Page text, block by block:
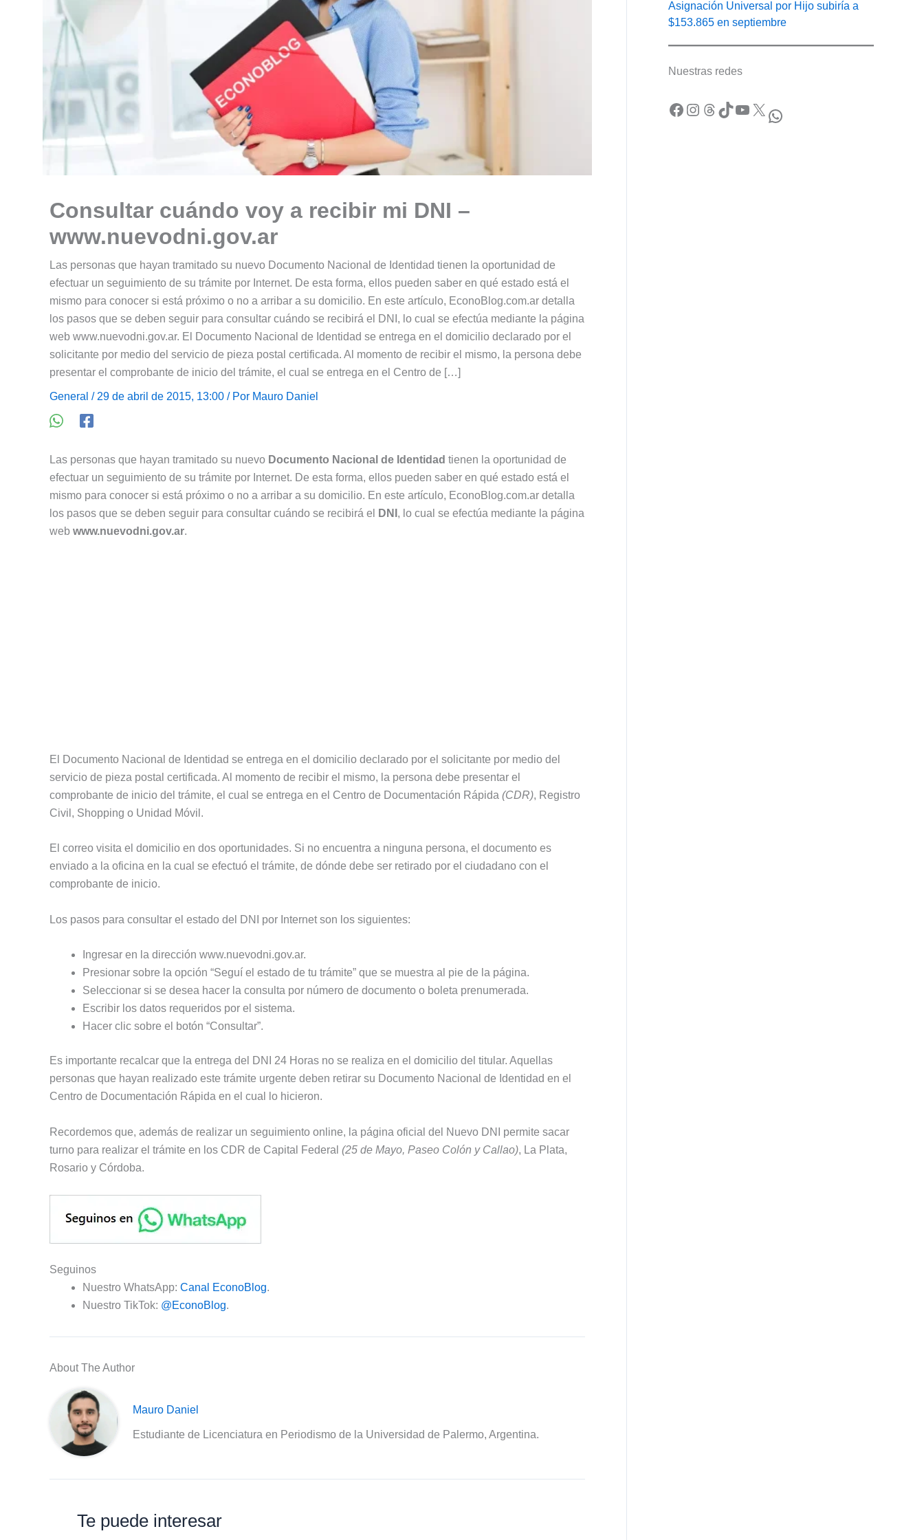
Consultar cuándo voy a recibir mi DNI –
www.nuevodni.gov.ar
Las personas que hayan tramitado su nuevo Documento Nacional de Identidad tienen la oportunidad de
efectuar un seguimiento de su trámite por Internet. De esta forma, ellos pueden saber en qué estado está el
mismo para conocer si está próximo o no a arribar a su domicilio. En este artículo, EconoBlog.com.ar detalla
los pasos que se deben seguir para consultar cuándo se recibirá el DNI, lo cual se efectúa mediante la página
web www.nuevodni.gov.ar. El Documento Nacional de Identidad se entrega en el domicilio declarado por el
solicitante por medio del servicio de pieza postal certificada. Al momento de recibir el mismo, la persona debe
presentar el comprobante de inicio del trámite, el cual se entrega en el Centro de […]
General / 29 de abril de 2015, 13:00 / Por Mauro Daniel
Las personas que hayan tramitado su nuevo Documento Nacional de Identidad tienen la oportunidad de
efectuar un seguimiento de su trámite por Internet. De esta forma, ellos pueden saber en qué estado está el
mismo para conocer si está próximo o no a arribar a su domicilio. En este artículo, EconoBlog.com.ar detalla
los pasos que se deben seguir para consultar cuándo se recibirá el
DNI , lo cual se efectúa mediante la página
web www.nuevodni.gov.ar.
El Documento Nacional de Identidad se entrega en el domicilio declarado por el solicitante por medio del
servicio de pieza postal certificada. Al momento de recibir el mismo, la persona debe presentar el
comprobante de inicio del trámite, el cual se entrega en el Centro de Documentación Rápida (CDR), Registro
Civil, Shopping o Unidad Móvil.
El correo visita el domicilio en dos oportunidades. Si no encuentra a ninguna persona, el documento es
enviado a la oficina en la cual se efectuó el trámite, de dónde debe ser retirado por el ciudadano con el
comprobante de inicio.
Los pasos para consultar el estado del DNI por Internet son los siguientes:
Ingresar en la dirección www.nuevodni.gov.ar.
Presionar sobre la opción “Seguí el estado de tu trámite” que se muestra al pie de la página.
Seleccionar si se desea hacer la consulta por número de documento o boleta prenumerada.
Escribir los datos requeridos por el sistema.
Hacer clic sobre el botón “Consultar”.
Es importante recalcar que la entrega del DNI 24 Horas no se realiza en el domicilio del titular. Aquellas
personas que hayan realizado este trámite urgente deben retirar su Documento Nacional de Identidad en el
Centro de Documentación Rápida en el cual lo hicieron.
Recordemos que, además de realizar un seguimiento online, la página oficial del Nuevo DNI permite sacar
turno para realizar el trámite en los CDR de Capital Federal (25 de Mayo, Paseo Colón y Callao), La Plata,
Rosario y Córdoba.
Seguinos
Nuestro WhatsApp: Canal EconoBlog.
Nuestro TikTok: @EconoBlog.
About The Author
Mauro Daniel
Estudiante de Licenciatura en Periodismo de la Universidad de Palermo, Argentina.
Te puede interesar
Asignación Universal por Hijo subiría a
$153.865 en septiembre
Nuestras redes
Facebook Instagram Threads TikTok YouTube X WhatsApp